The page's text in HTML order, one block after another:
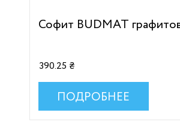
Софит BUDMAT
390.25 ₴
ПОДРОБНЕЕ